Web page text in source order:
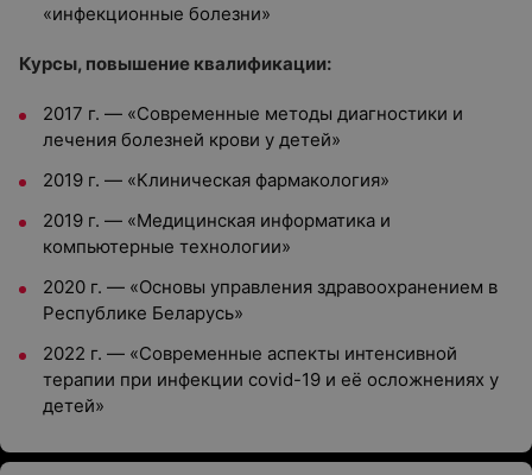
«инфекционные болезни»
Курсы, повышение квалификации:
2017 г. — «Современные методы диагностики и
лечения болезней крови у детей»
2019 г. — «Клиническая фармакология»
2019 г. — «Медицинская информатика и
компьютерные технологии»
2020 г. — «Основы управления здравоохранением в
Республике Беларусь»
2022 г. — «Современные аспекты интенсивной
терапии при инфекции covid-19 и её осложнениях у
детей»